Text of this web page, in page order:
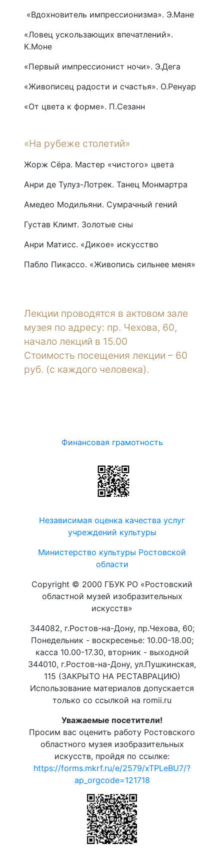
«Вдохновитель импрессионизма». Э.Мане
«Ловец ускользающих впечатлений».
К.Моне
«Первый импрессионист ночи». Э.Дега
«Живописец радости и счастья». О.Ренуар
«От цвета к форме». П.Сезанн
«На рубеже столетий»
Жорж Сёра. Мастер «чистого» цвета
Анри де Тулуз-Лотрек. Танец Монмартра
Амедео Модильяни. Сумрачный гений
Густав Климт. Золотые сны
Анри Матисс. «Дикое» искусство
Пабло Пикассо. «Живопись сильнее меня»
Лекции проводятся в актовом зале
музея по адресу: пр. Чехова, 60,
начало лекций в 15.00
Стоимость посещения лекции – 60
руб. (с каждого человека).
Финансовая грамотность
Независимая оценка качества услуг
учреждений культуры
Министерство культуры Ростовской
области
Copyright © 2000 ГБУК РО «Ростовский
областной музей изобразительных
искусств»
344082, г.Ростов-на-Дону, пр.Чехова, 60;
Понедельник - воскресенье: 10.00-18.00;
касса 10.00-17.30, вторник - выходной
344010, г.Ростов-на-Дону, ул.Пушкинская,
115 (ЗАКРЫТО НА РЕСТАВРАЦИЮ)
Использование материалов допускается
только со ссылкой на romii.ru
Уважаемые посетители!
Просим вас оценить работу Ростовского
областного музея изобразительных
искусств, пройдя по ссылке:
https://forms.mkrf.ru/e/2579/xTPLeBU7/?
ap_orgcode=121718